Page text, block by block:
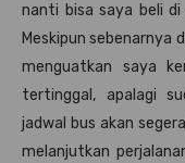
nanti bisa saya beli di
Meskipun sebenarnya
menguatkan saya
tertinggal, apalagi
jadwal bus akan
melanjutkan